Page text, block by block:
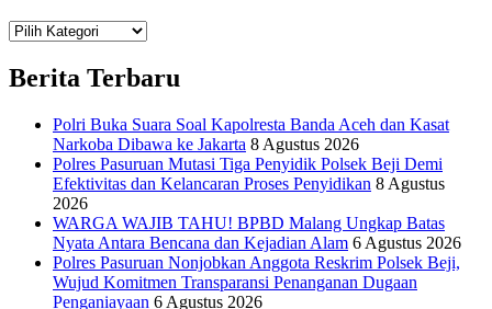
Teknologi
Berita Terbaru
Polri Buka Suara Soal Kapolresta Banda Aceh dan Kasat
Narkoba Dibawa ke Jakarta 8 Agustus 2026
Polres Pasuruan Mutasi Tiga Penyidik Polsek Beji Demi
Efektivitas dan Kelancaran Proses Penyidikan 8 Agustus
2026
WARGA WAJIB TAHU! BPBD Malang Ungkap Batas
Nyata Antara Bencana dan Kejadian Alam 6 Agustus 2026
Polres Pasuruan Nonjobkan Anggota Reskrim Polsek Beji,
Wujud Komitmen Transparansi Penanganan Dugaan
Penganiayaan 6 Agustus 2026